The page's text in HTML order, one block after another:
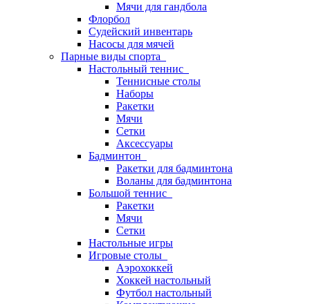
Мячи для гандбола
Флорбол
Судейский инвентарь
Насосы для мячей
Парные виды спорта
Настольный теннис
Теннисные столы
Наборы
Ракетки
Мячи
Сетки
Аксессуары
Бадминтон
Ракетки для бадминтона
Воланы для бадминтона
Большой теннис
Ракетки
Мячи
Сетки
Настольные игры
Игровые столы
Аэрохоккей
Хоккей настольный
Футбол настольный